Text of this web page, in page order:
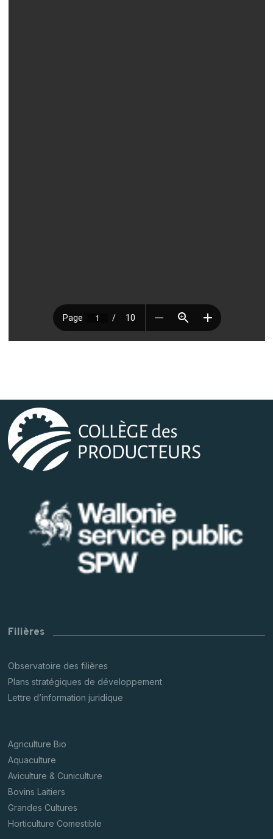
Filières
Observatoire des filières
Plans stratégiques de développement
Lettre d’information juridique
Agriculture Bio
Aquaculture
Aviculture & Cuniculture
Bovins Laitiers
Grandes Cultures
Horticulture Comestible